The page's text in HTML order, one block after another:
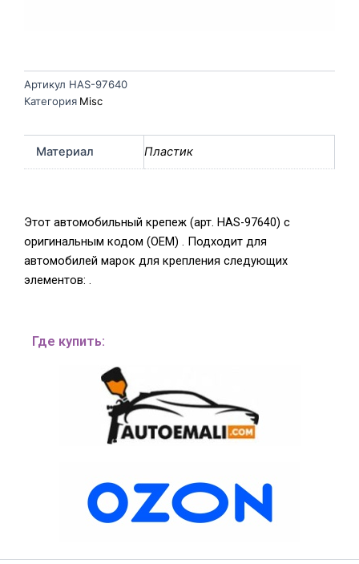
Артикул HAS-97640
Категория Misc
Материал Пластик
Этот автомобильный крепеж (арт. HAS-97640) с
оригинальным кодом (OEM) . Подходит для
автомобилей марок для крепления следующих
элементов: .
Где купить: